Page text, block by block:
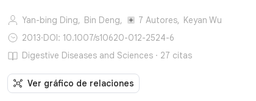
Yan-bing Ding, Bin Deng, 7 Autores, Keyan Wu
2013·DOI: 10.1007/s10620-012-2524-6
Digestive Diseases and Sciences · 27 citas
Ver gráfico de relaciones